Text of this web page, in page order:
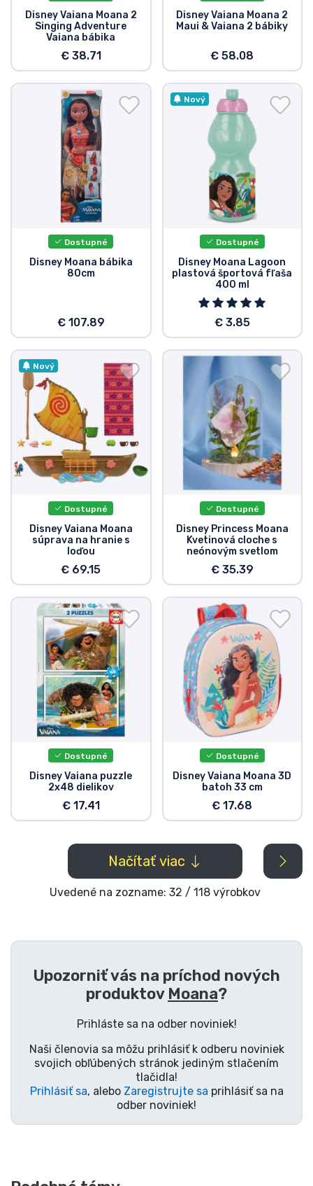
Disney Vaiana Moana 2
Singing Adventure
Vaiana bábika
€ 38.71
Disney Vaiana Moana 2
Maui & Vaiana 2 bábiky
€ 58.08
Dostupné
Disney Moana bábika
80cm
€ 107.89
Nový
Dostupné
Disney Moana Lagoon
plastová športová fľaša
400 ml
€ 3.85
Nový
Dostupné
Disney Vaiana Moana
súprava na hranie s
loďou
€ 69.15
Dostupné
Disney Princess Moana
Kvetinová cloche s
neónovým svetlom
€ 35.39
Dostupné
Disney Vaiana puzzle
2x48 dielikov
€ 17.41
Dostupné
Disney Vaiana Moana 3D
batoh 33 cm
€ 17.68
Načítať viac
Uvedené na zozname: 32 / 118 výrobkov
Upozorniť vás na príchod nových
produktov Moana?
Prihláste sa na odber noviniek!
Naši členovia sa môžu prihlásiť k odberu noviniek
svojich obľúbených stránok jediným stlačením
tlačidla!
Prihlásiť sa, alebo Zaregistrujte sa prihlásiť sa na
odber noviniek!